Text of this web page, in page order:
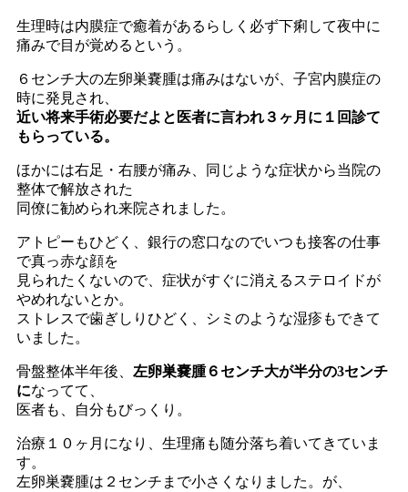
生理時は内膜症で癒着があるらしく必ず下痢して夜中に
痛みで目が覚めるという。
６センチ大の左卵巣嚢腫は痛みはないが、子宮内膜症の
時に発見され、
近い将来手術必要だよと医者に言われ３ヶ月に１回診て
もらっている。
ほかには右足・右腰が痛み、同じような症状から当院の
整体で解放された
同僚に勧められ来院されました。
アトピーもひどく、銀行の窓口なのでいつも接客の仕事
で真っ赤な顔を
見られたくないので、症状がすぐに消えるステロイドが
やめれないとか。
ストレスで歯ぎしりひどく、シミのような湿疹もできて
いました。
骨盤整体半年後、 左卵巣嚢腫６センチ大が半分の3センチ
になってて、
医者も、自分もびっくり。
治療１０ヶ月になり、生理痛も随分落ち着いてきていま
す。
左卵巣嚢腫は２センチまで小さくなりました。が、